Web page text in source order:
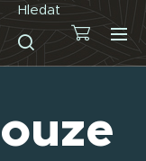
Hledat